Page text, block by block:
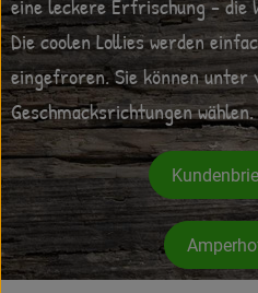
Frisches
Angebote
Haltbares
Getränke
Naturkosmetik
Drogerie
Die coolen Lollies werden
eingefroren. Sie können unter
Geschmacksrichtungen wählen.